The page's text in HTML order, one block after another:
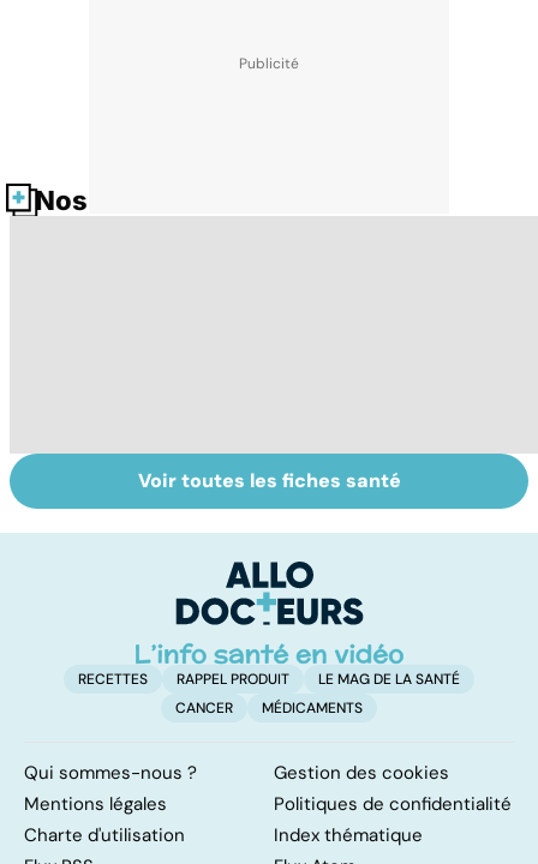
Nos fiches santé
Gynéco : un suivi
pour la vie
Sexualité,
infertilité et
étroits
Voir toutes les fiches santé
RECETTES RAPPEL PRODUIT
LE MAG DE LA SANTÉ
CANCER
MÉDICAMENTS
Qui sommes-nous ?
Gestion des cookies
Mentions légales
Politiques de confidentialité
Charte d'utilisation
Index thématique